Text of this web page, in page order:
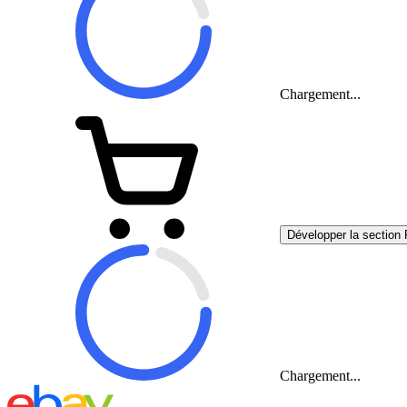
Chargement...
Développer la section
Chargement...